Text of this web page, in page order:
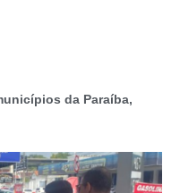
da Paraíba,